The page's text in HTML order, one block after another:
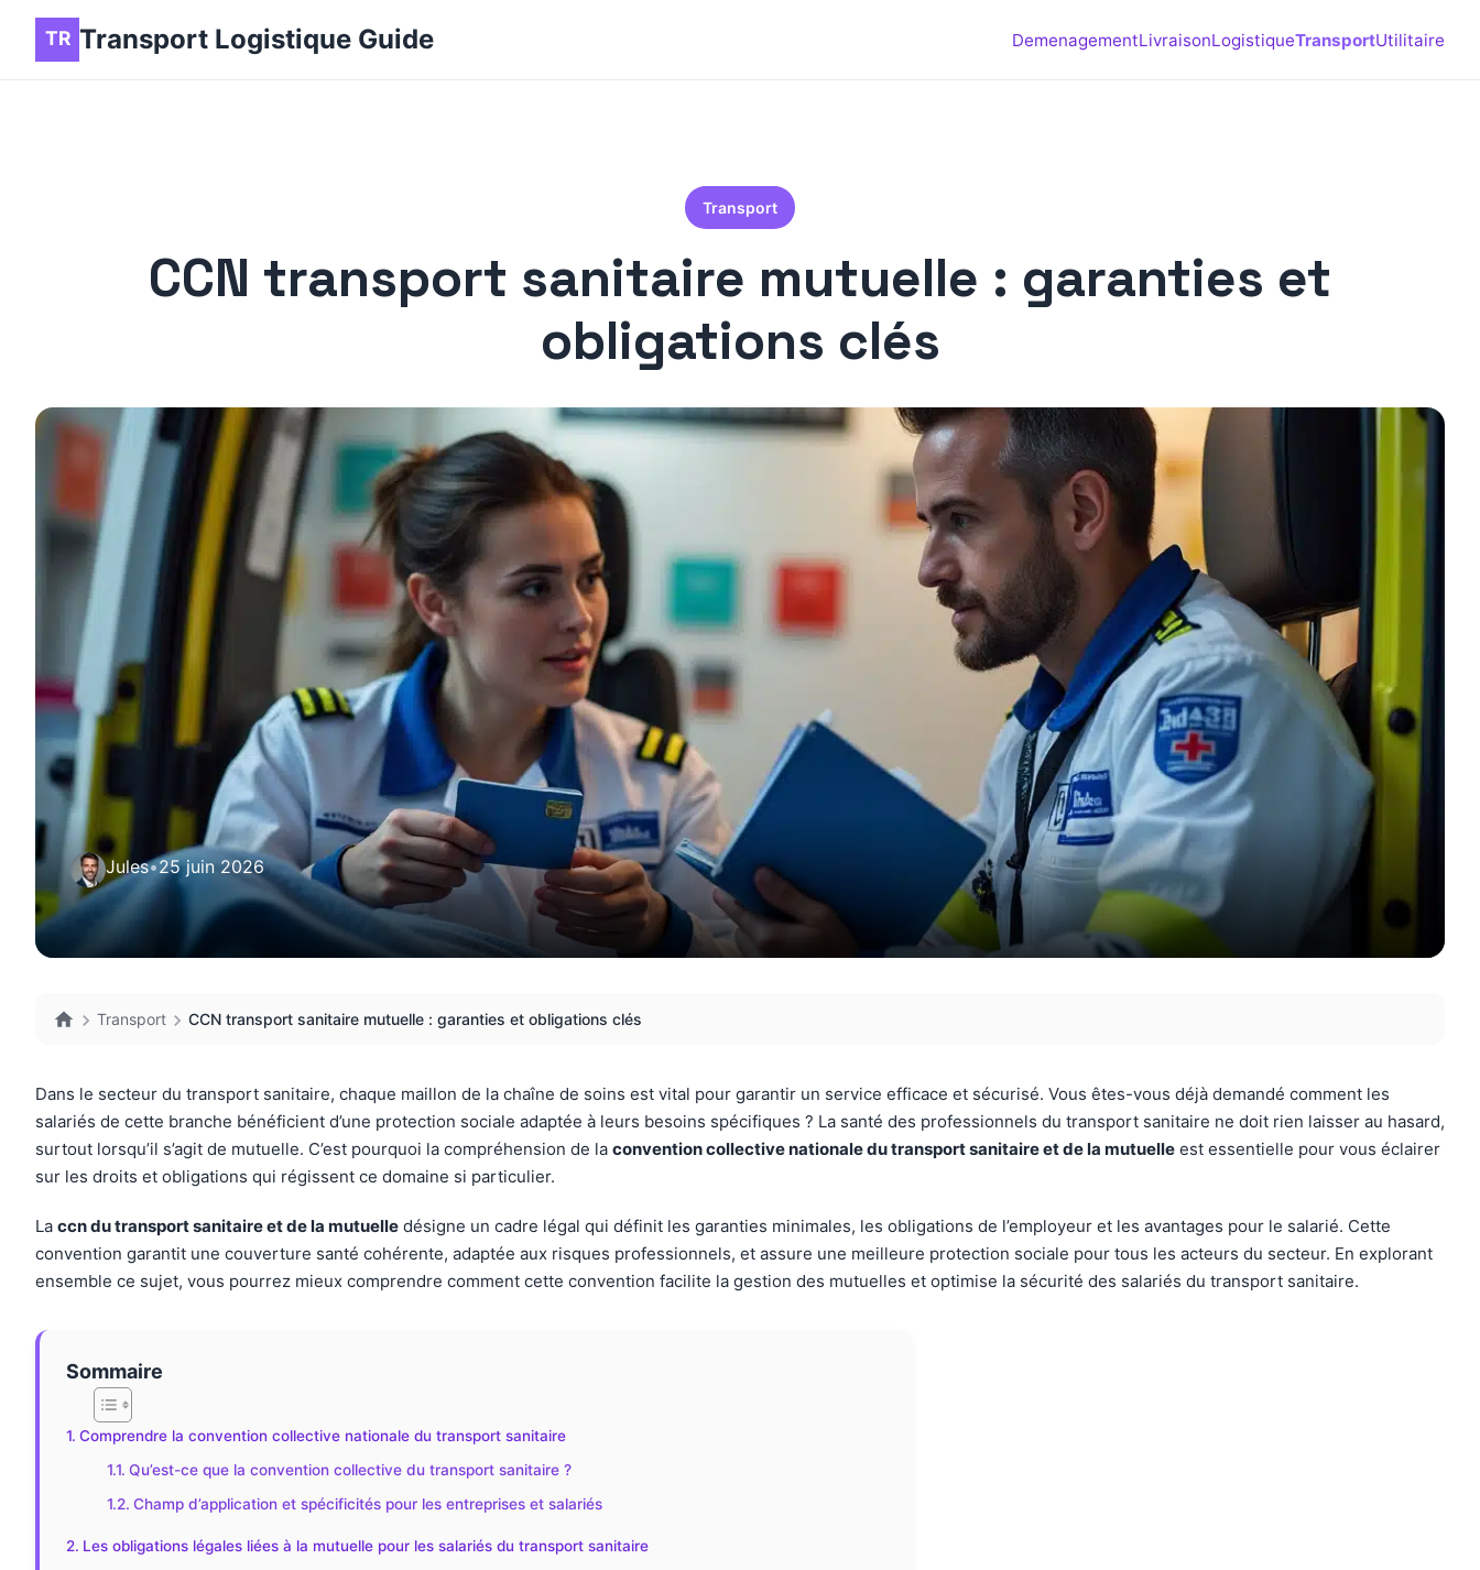
Transport Logistique Guide DemenagementLivraisonLogistiqueTransportUtilitaire
Transport
CCN transport sanitaire mutuelle : garanties et
obligations clés
Jules•25 juin 2026
Transport CCN transport sanitaire mutuelle : garanties et obligations clés
Dans le secteur du transport sanitaire, chaque maillon de la chaîne de soins est vital pour garantir un service efficace et sécurisé. Vous êtes-vous déjà demandé comment les
salariés de cette branche bénéficient d’une protection sociale adaptée à leurs besoins spécifiques ? La santé des professionnels du transport sanitaire ne doit rien laisser au hasard,
surtout lorsqu’il s’agit de mutuelle. C’est pourquoi la compréhension de la convention collective nationale du transport sanitaire et de la mutuelle est essentielle pour vous éclairer
sur les droits et obligations qui régissent ce domaine si particulier.
La ccn du transport sanitaire et de la mutuelle désigne un cadre légal qui définit les garanties minimales, les obligations de l’employeur et les avantages pour le salarié. Cette
convention garantit une couverture santé cohérente, adaptée aux risques professionnels, et assure une meilleure protection sociale pour tous les acteurs du secteur. En explorant
ensemble ce sujet, vous pourrez mieux comprendre comment cette convention facilite la gestion des mutuelles et optimise la sécurité des salariés du transport sanitaire.
Sommaire
Comprendre la convention collective nationale du transport sanitaire
Qu’est-ce que la convention collective du transport sanitaire ?
Champ d’application et spécificités pour les entreprises et salariés
Les obligations légales liées à la mutuelle pour les salariés du transport sanitaire